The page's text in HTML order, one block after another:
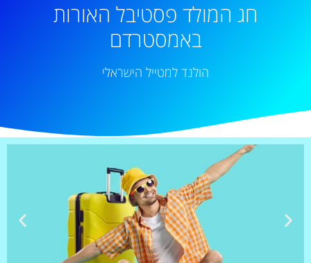
חג המולד פסטיבל האורות
באמסטרדם
הולנד למטייל הישראלי